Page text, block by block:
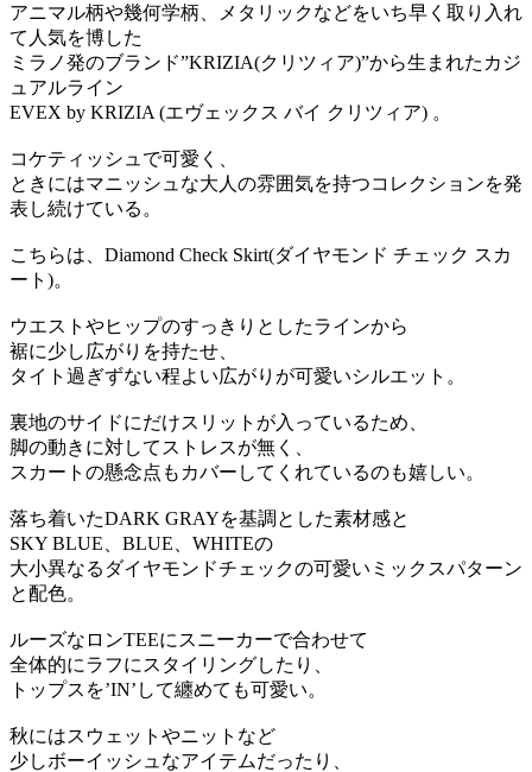
アニマル柄や幾何学柄、メタリックなどをいち早く取り入れ
て人気を博した
ミラノ発のブランド”KRIZIA(クリツィア)”から生まれたカジ
ュアルライン
EVEX by KRIZIA (エヴェックス バイ クリツィア) 。
コケティッシュで可愛く、
ときにはマニッシュな大人の雰囲気を持つコレクションを発
表し続けている。
こちらは、Diamond Check Skirt(ダイヤモンド チェック スカ
ート)。
ウエストやヒップのすっきりとしたラインから
裾に少し広がりを持たせ、
タイト過ぎずない程よい広がりが可愛いシルエット。
裏地のサイドにだけスリットが入っているため、
脚の動きに対してストレスが無く、
スカートの懸念点もカバーしてくれているのも嬉しい。
落ち着いたDARK GRAYを基調とした素材感と
SKY BLUE、BLUE、WHITEの
大小異なるダイヤモンドチェックの可愛いミックスパターン
と配色。
ルーズなロンTEEにスニーカーで合わせて
全体的にラフにスタイリングしたり、
トップスを’IN’して纏めても可愛い。
秋にはスウェットやニットなど
少しボーイッシュなアイテムだったり、